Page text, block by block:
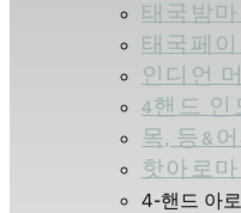
태국밤
태국페
인디언
4핸드
목, 등&
핫아로
4-핸드 아